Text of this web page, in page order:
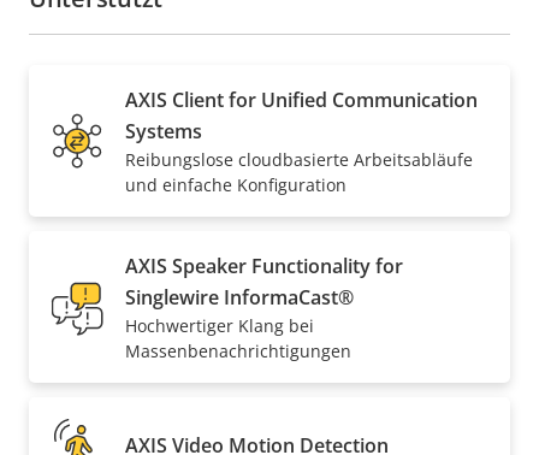
AXIS Client for Unified Communication
Systems
Reibungslose cloudbasierte Arbeitsabläufe
und einfache Konfiguration
AXIS Speaker Functionality for
Singlewire InformaCast®
Hochwertiger Klang bei
Massenbenachrichtigungen
AXIS Video Motion Detection